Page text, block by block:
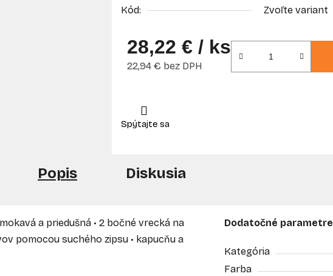
Kód:
Zvoľte variant
28,22 € / ks
22,94 € bez DPH
Popis Diskusia
a priedušná • 2 bočné vrecká na
pomocou suchého zipsu • kapucňu a
Dodatočné parametre
Kategória
Farba